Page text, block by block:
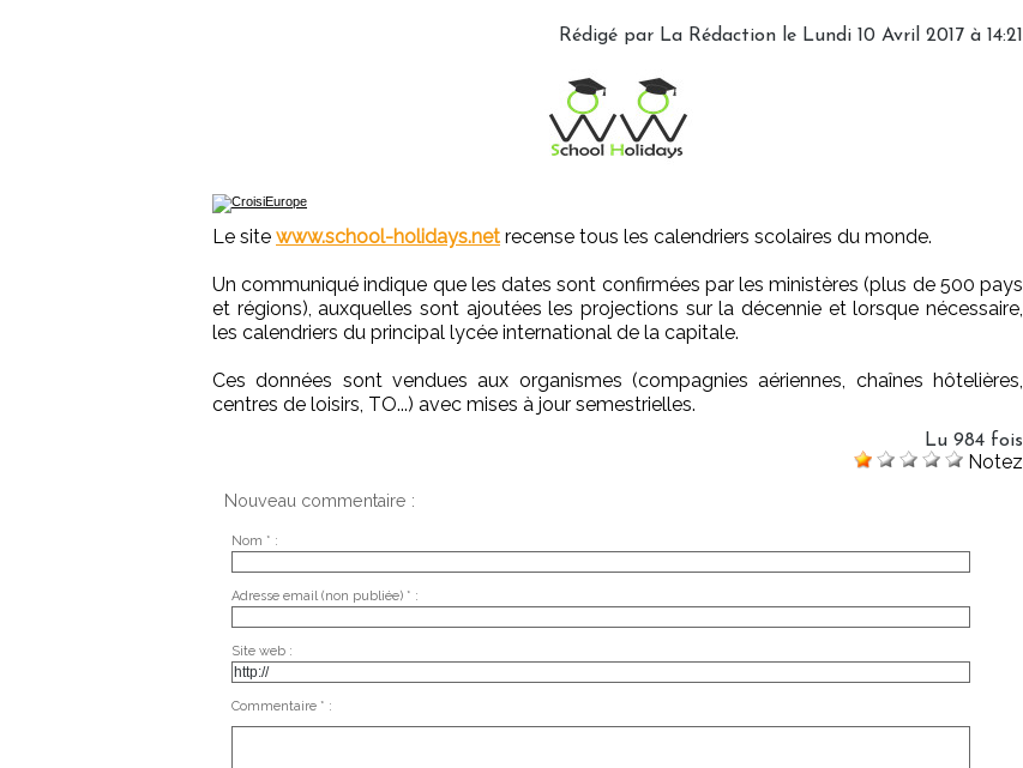
Rédigé par La Rédaction le Lundi 10 Avril 2017 à 14:21
Le site www.school-holidays.net recense tous les calendriers scolaires du monde.
Un communiqué indique que les dates sont confirmées par les ministères (plus de 500 pays
et régions), auxquelles sont ajoutées les projections sur la décennie et lorsque nécessaire,
les calendriers du principal lycée international de la capitale.
Ces données sont vendues aux organismes (compagnies aériennes, chaînes hôtelières,
centres de loisirs, TO...) avec mises à jour semestrielles.
Lu 984 fois
Notez
Nouveau commentaire :
Nom * :
Adresse email (non publiée) * :
Site web :
Commentaire * :